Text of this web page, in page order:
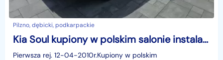
Pilzno, dębicki, podkarpackie
Kia Soul kupiony w polskim salonie instalacja gazowa
Pierwsza rej. 12-04-2010r.Kupiony w polskim